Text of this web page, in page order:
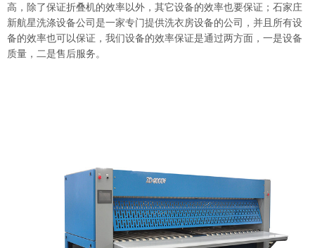
高，除了保证折叠机的效率以外，其它设备的效率也要保证；石家庄
新航星洗涤设备公司是一家专门提供洗衣房设备的公司，并且所有设
备的效率也可以保证，我们设备的效率保证是通过两方面，一是设备
质量，二是售后服务。